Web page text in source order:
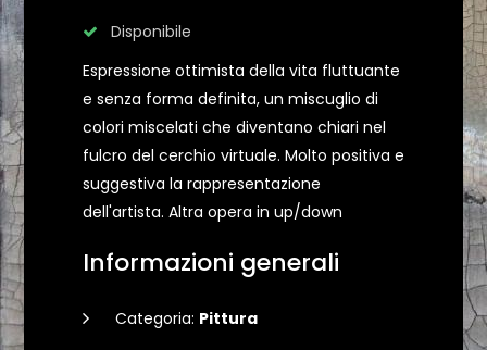
Disponibile
Espressione ottimista della vita fluttuante
e senza forma definita, un miscuglio di
colori miscelati che diventano chiari nel
fulcro del cerchio virtuale. Molto positiva e
suggestiva la rappresentazione
dell'artista. Altra opera in up/down
Informazioni generali
Categoria: Pittura